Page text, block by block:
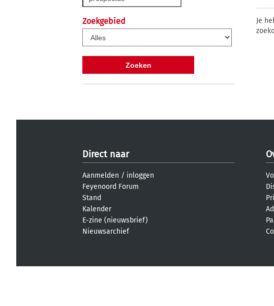
Zoekgebied
Je
Direct naar
Aanmelden / inloggen
Feyenoord Forum
Stand
Kalender
E-zine (nieuwsbrief)
Nieuwsarchief